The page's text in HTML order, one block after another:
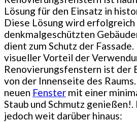
Lösung für den Einsatz in
Diese Lösung wird erfolgreich
denkmalgeschützten
dient zum Schutz der
visueller Vorteil der
Renovierungsfenstern ist der
von der Innenseite des
neuen Fenster mit einer
Staub und Schmutz
jedoch weit darüber hinaus: